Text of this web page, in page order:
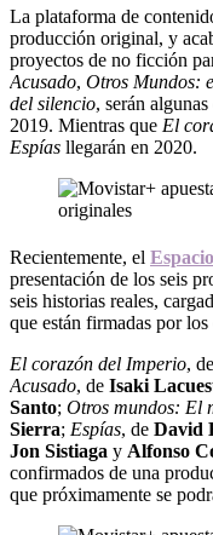
La plataforma de
producción original, y
proyectos de no ficción
Acusado, Otros Mundos:
del silencio, serán
2019. Mientras que El
Espías llegarán en 2020.
Recientemente, el
presentación de los seis
seis historias reales,
que están firmadas por
El corazón del Imperio, de
Acusado, de Isaki
Santo; Otros mundos: El
Sierra; Espías, de David
Jon Sistiaga y Alfonso
confirmados de una
que próximamente se